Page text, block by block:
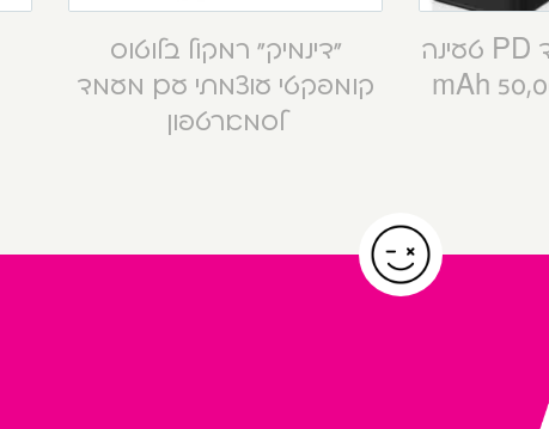
“קסטור” מטען נייד PD טעינה
“דינמיק” רמקול בלוטוס
קומפקטי עוצמתי עם מעמד
לסמארטפון